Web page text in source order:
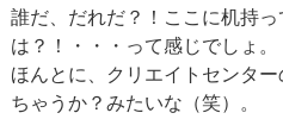
誰だ、だれだ？！ここに机持
は？！・・・って感じでしょ。
ほんとに、クリエイトセンタ
ちゃうか？みたいな（笑）。